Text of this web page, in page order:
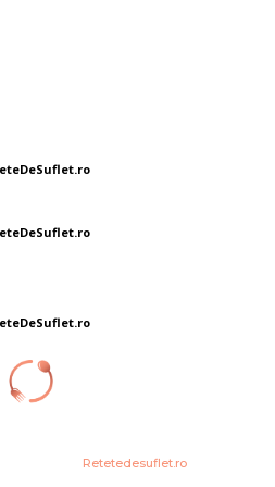
Retetedesuflet.ro